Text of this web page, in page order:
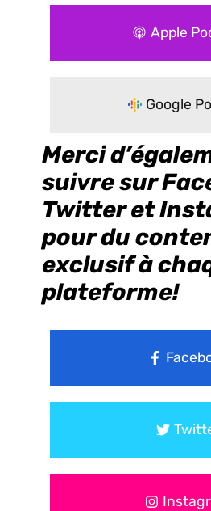
Apple
Google
Merci
suivre sur
Twitter et
pour du
exclusif à
plateforme!